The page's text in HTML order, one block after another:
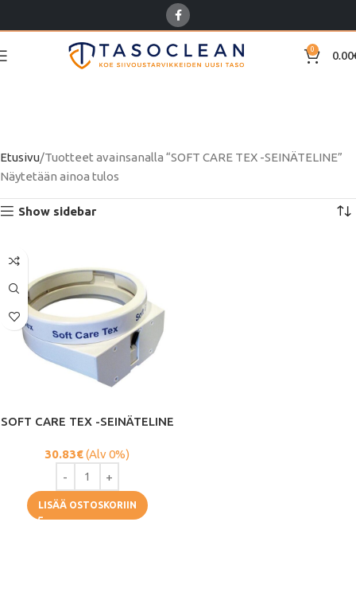
0 0.00
Etusivu Tuotteet avainsanalla “SOFT CARE TEX -SEINÄTELINE”
Näytetään ainoa tulos
Show sidebar
SOFT CARE TEX -SEINÄTELINE
30.83€(Alv 0%)
LISÄÄ OSTOSKORIIN